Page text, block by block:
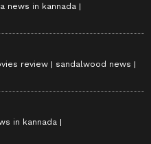
news in kannada
review
sandalwood news
in kannada